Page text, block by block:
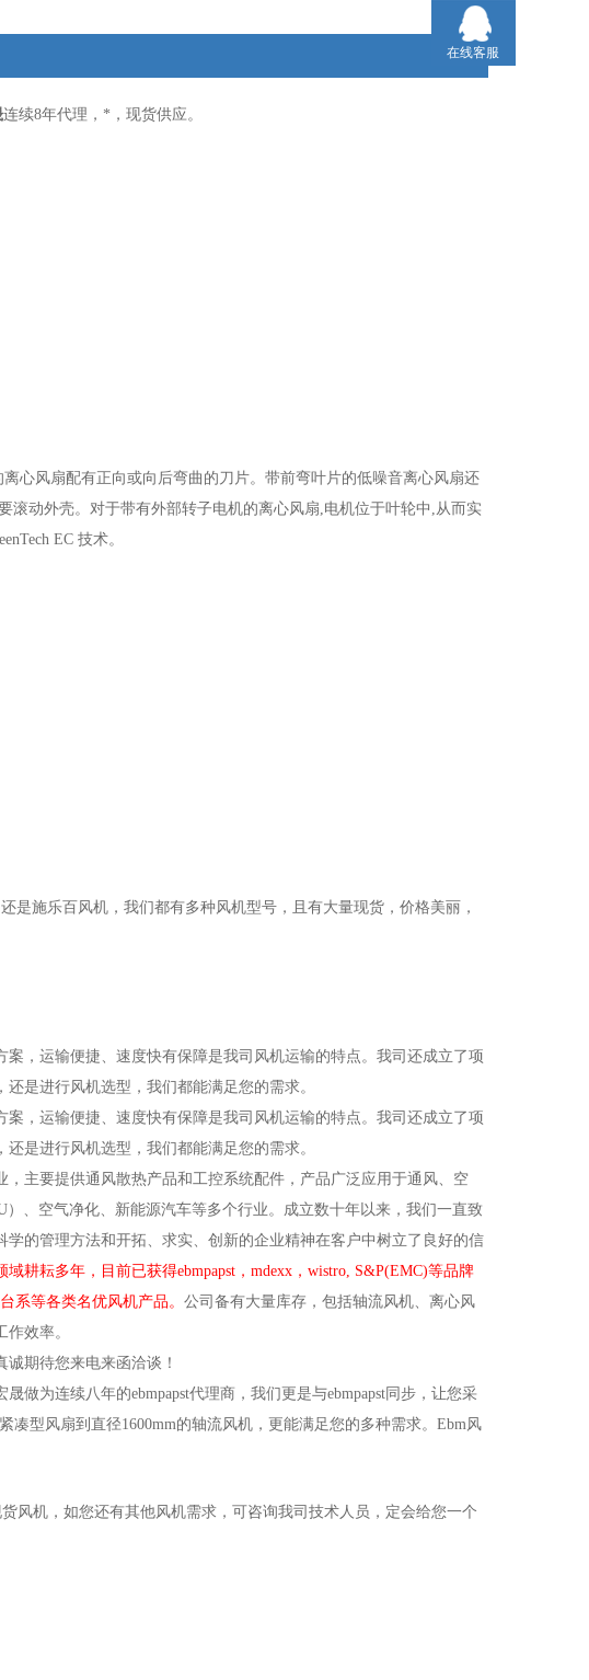
连续8年代理，*，现货供应。
离心风扇配有正向或向后弯曲的刀片。带前弯叶片的低噪音离心风扇还
动外壳。对于带有外部转子电机的离心风扇,电机位于叶轮中,从而实
EC 技术。
是施乐百风机，我们都有多种风机型号，且有大量现货，价格美丽，
，运输便捷、速度快有保障是我司风机运输的特点。我司还成立了项
是进行风机选型，我们都能满足您的需求。
，运输便捷、速度快有保障是我司风机运输的特点。我司还成立了项
是进行风机选型，我们都能满足您的需求。
主要提供通风散热产品和工控系统配件，产品广泛应用于通风、空
、空气净化、新能源汽车等多个行业。成立数十年以来，我们一直致
的管理方法和开拓、求实、创新的企业精神在客户中树立了良好的信
耕耘多年，目前已获得ebmpapst，mdexx，wistro, S&P(EMC)等品牌
系等各类名优风机产品。 公司备有大量库存，包括轴流风机、离心风
效率。
期待您来电来函洽谈！
晟做为连续八年的ebmpapst代理商，我们更是与ebmpapst同步，让您采
凑型风扇到直径1600mm的轴流风机，更能满足您的多种需求。 Ebm风
风机，如您还有其他风机需求，可咨询我司技术人员，定会给您一个
在线客服